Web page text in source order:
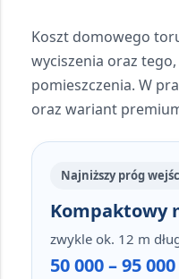
Koszt domowego
wyciszenia oraz
pomieszczenia. W
oraz wariant
Najniższy próg
Kompaktowy
zwykle ok. 12 m
50 000 – 95